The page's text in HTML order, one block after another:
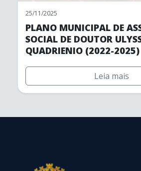
25/11/2025
PLANO MUNICIPAL DE
SOCIAL DE DOUTOR
QUADRIENIO (2022-2025)
Leia mais